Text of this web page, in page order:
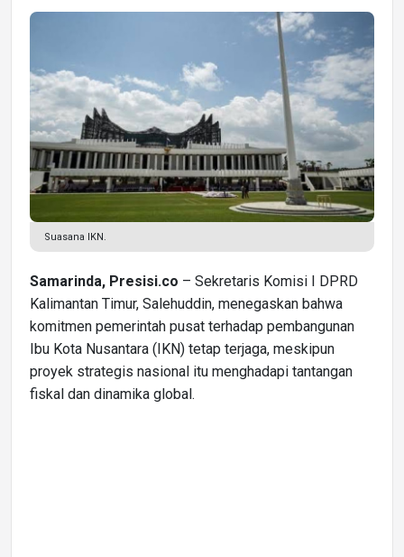
Suasana IKN.
Samarinda, Presisi.co – Sekretaris Komisi I DPRD
Kalimantan Timur, Salehuddin, menegaskan bahwa
komitmen pemerintah pusat terhadap pembangunan
Ibu Kota Nusantara (IKN) tetap terjaga, meskipun
proyek strategis nasional itu menghadapi tantangan
fiskal dan dinamika global.